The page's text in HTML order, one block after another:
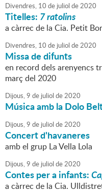
Divendres, 10 de juliol de2020
Titelles: 7 ratolins
a càrrec de la Cia. Petit
Divendres, 10 de juliol de2020
Missa de difunts
en record dels arenyencs
març del 2020
Dijous,9 de juliol de2020
Música amb la Dolo
Dijous,9 de juliol de2020
Concert d'havaneres
amb el grup La Vella Lola
Dijous,9 de juliol de2020
Contes per a infants:
a càrrec de la Cia.